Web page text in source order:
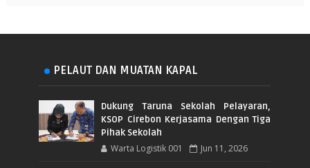
PELAUT DAN MUATAN KAPAL
Dukung Taruna Sekolah Pelayaran,
KSOP Cirebon Kerjasama Dengan Tiga
Pihak Sekolah
Warta Logistik 001 Jun 11, 2026